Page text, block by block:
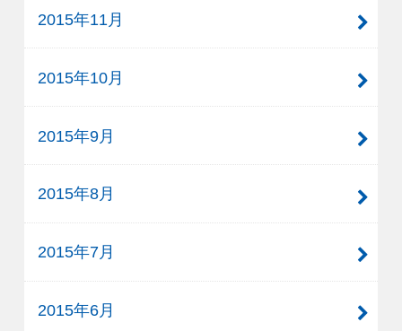
2015年11月
2015年10月
2015年9月
2015年8月
2015年7月
2015年6月